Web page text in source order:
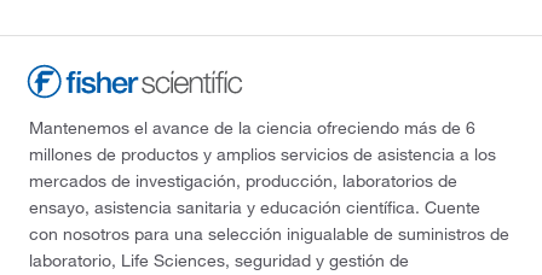
Mantenemos el avance de la ciencia ofreciendo más de 6
millones de productos y amplios servicios de asistencia a los
mercados de investigación, producción, laboratorios de
ensayo, asistencia sanitaria y educación científica. Cuente
con nosotros para una selección inigualable de suministros de
laboratorio, Life Sciences, seguridad y gestión de